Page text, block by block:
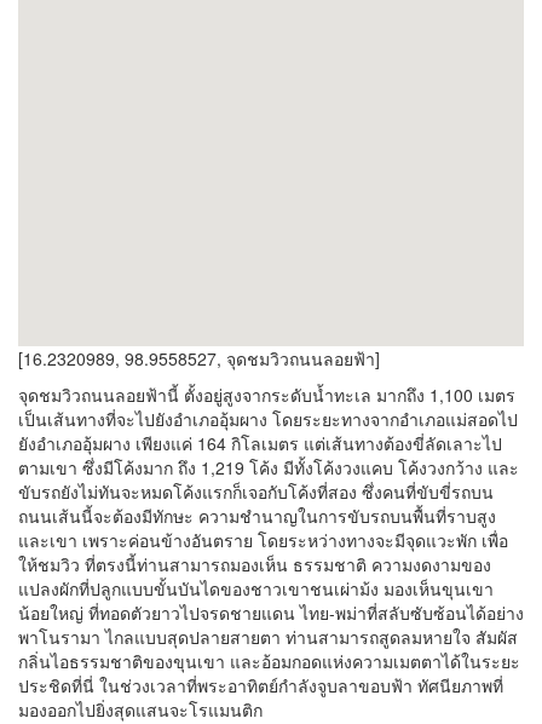
[16.2320989, 98.9558527, จุดชมวิวถนนลอยฟ้า]
จุดชมวิวถนนลอยฟ้านี้ ตั้งอยู่สูงจากระดับน้ำทะเล มากถึง 1,100 เมตร
เป็นเส้นทางที่จะไปยังอำเภออุ้มผาง โดยระยะทางจากอำเภอแม่สอดไป
ยังอำเภออุ้มผาง เพียงแค่ 164 กิโลเมตร แต่เส้นทางต้องขี่ลัดเลาะไป
ตามเขา ซึ่งมีโค้งมาก ถึง 1,219 โค้ง มีทั้งโค้งวงแคบ โค้งวงกว้าง และ
ขับรถยังไม่ทันจะหมดโค้งแรกก็เจอกับโค้งที่สอง ซึ่งคนที่ขับขี่รถบน
ถนนเส้นนี้จะต้องมีทักษะ ความชำนาญในการขับรถบนพื้นที่ราบสูง
และเขา เพราะค่อนข้างอันตราย โดยระหว่างทางจะมีจุดแวะพัก เพื่อ
ให้ชมวิว ที่ตรงนี้ท่านสามารถมองเห็น ธรรมชาติ ความงดงามของ
แปลงผักที่ปลูกแบบขั้นบันไดของชาวเขาชนเผ่าม้ง มองเห็นขุนเขา
น้อยใหญ่ ที่ทอดตัวยาวไปจรดชายแดน ไทย-พม่าที่สลับซับซ้อนได้อย่าง
พาโนรามา ไกลแบบสุดปลายสายตา ท่านสามารถสูดลมหายใจ สัมผัส
กลิ่นไอธรรมชาติของขุนเขา และอ้อมกอดแห่งความเมตตาได้ในระยะ
ประชิดที่นี่ ในช่วงเวลาที่พระอาทิตย์กำลังจูบลาขอบฟ้า ทัศนียภาพที่
มองออกไปยิ่งสุดแสนจะโรแมนติก